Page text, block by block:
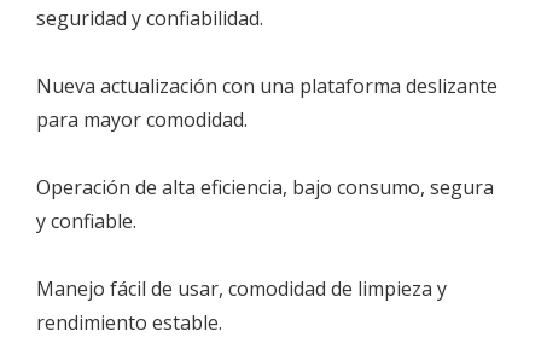
seguridad y confiabilidad.
Nueva actualización con una plataforma deslizante
para mayor comodidad.
Operación de alta eficiencia, bajo consumo, segura
y confiable.
Manejo fácil de usar, comodidad de limpieza y
rendimiento estable.